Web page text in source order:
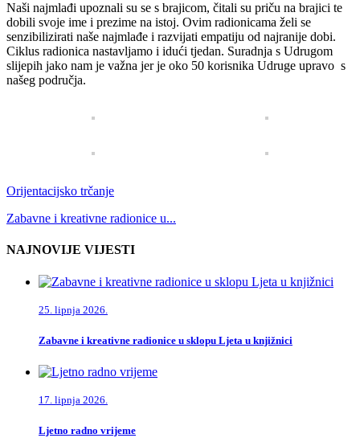
Naši najmlađi upoznali su se s brajicom, čitali su priču na brajici te
dobili svoje ime i prezime na istoj. Ovim radionicama želi se
senzibilizirati naše najmlađe i razvijati empatiju od najranije dobi.
Ciklus radionica nastavljamo i idući tjedan. Suradnja s Udrugom
slijepih jako nam je važna jer je oko 50 korisnika Udruge upravo s
našeg područja.
Orijentacijsko trčanje
Zabavne i kreativne radionice u...
NAJNOVIJE VIJESTI
25. lipnja 2026.
Zabavne i kreativne radionice u sklopu Ljeta u knjižnici
17. lipnja 2026.
Ljetno radno vrijeme